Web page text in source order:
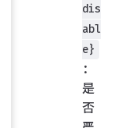
dis
abl
e}
：
是
否